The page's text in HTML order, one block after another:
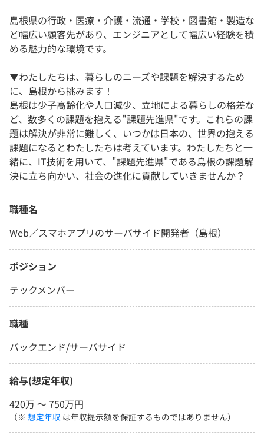
島根県の行政・医療・介護・流通・学校・図書館・製造な
ど幅広い顧客先があり、エンジニアとして幅広い経験を積
める魅力的な環境です。
▼わたしたちは、暮らしのニーズや課題を解決するため
に、島根から挑みます！
島根は少子高齢化や人口減少、立地による暮らしの格差な
ど、数多くの課題を抱える"課題先進県"です。これらの課
題は解決が非常に難しく、いつかは日本の、世界の抱える
課題になるとわたしたちは考えています。わたしたちと一
緒に、IT技術を用いて、"課題先進県"である島根の課題解
決に立ち向かい、社会の進化に貢献していきませんか？
職種名
Web／スマホアプリのサーバサイド開発者（島根）
ポジション
テックメンバー
職種
バックエンド/サーバサイド
給与(想定年収)
420万 〜 750万円
（※ 想定年収 は年収提示額を保証するものではありません）